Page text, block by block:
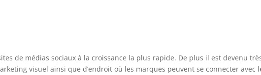
de médias sociaux à la croissance la plus rapide. De plus il est devenu
visuel ainsi que d’endroit où les marques peuvent se connecter avec